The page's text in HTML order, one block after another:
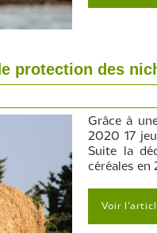
protection des
Grâce à
2020 17
Suite la
céréales en
Voir